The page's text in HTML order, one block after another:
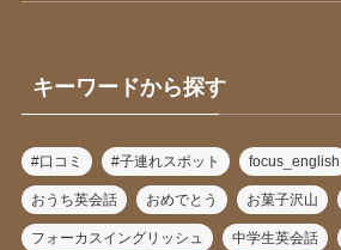
キーワードから探す
#口コミ #子連れスポット focus_english
おうち英会話 おめでとう お菓子沢山
フォーカスイングリッシュ 中学生英会話